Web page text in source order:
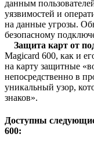
данным
уязвимостей и
на данные угрозы.
безопасному
Защита карт от
Magicard 600, как и
на карту защитные
непосредственно в
уникальный узор,
знаков».
Доступны
600: